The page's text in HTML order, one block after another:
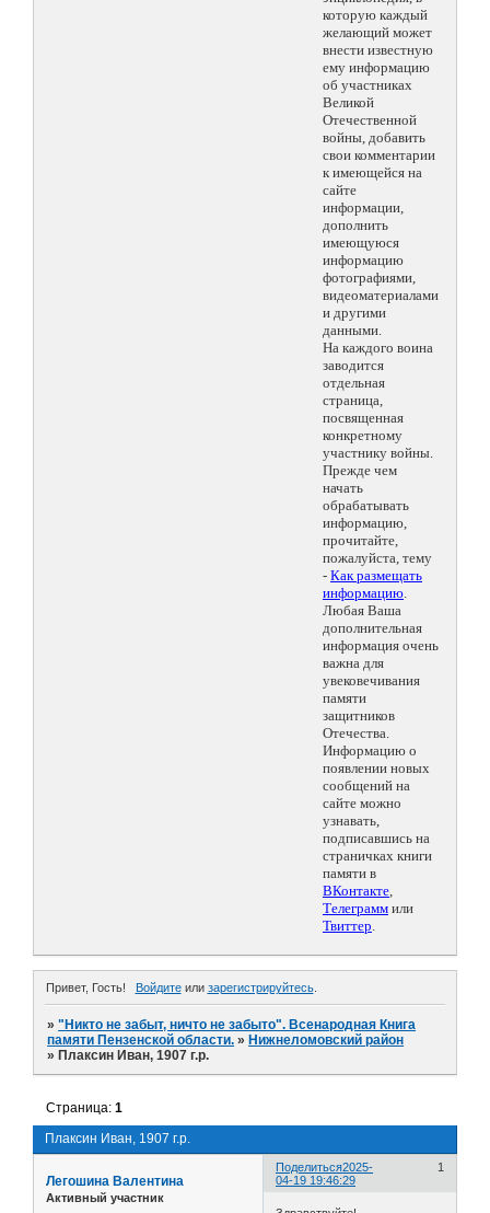
которую каждый
желающий может
внести известную
ему информацию
об участниках
Великой
Отечественной
войны, добавить
свои комментарии
к имеющейся на
сайте
информации,
дополнить
имеющуюся
информацию
фотографиями,
видеоматериалами
и другими
данными.
На каждого воина
заводится
отдельная
страница,
посвященная
конкретному
участнику войны.
Прежде чем
начать
обрабатывать
информацию,
прочитайте,
пожалуйста, тему
- Как размещать
информацию.
Любая Ваша
дополнительная
информация очень
важна для
увековечивания
памяти
защитников
Отечества.
Информацию о
появлении новых
сообщений на
сайте можно
узнавать,
подписавшись на
страничках книги
памяти в
ВКонтакте,
Телеграмм или
Твиттер.
Привет, Гость! Войдитеили зарегистрируйтесь.
»"Никто не забыт, ничто не забыто". Всенародная Книга
памяти Пензенской области. » Нижнеломовский район
» Плаксин Иван, 1907 г.р.
Плаксин Иван, 1907 г.р.
Страница:1
Поделиться 1
2025-
04-19 19:46:29
Легошина Валентина
Активный участник